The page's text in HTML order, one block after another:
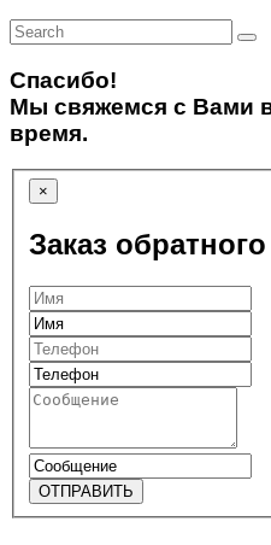
Спасибо!
Мы свяжемся с Вами
время.
×
Заказ
ОТПРАВИТЬ